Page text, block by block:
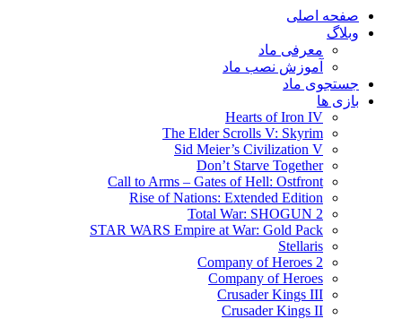
صفحه اصلی
وبلاگ
معرفی ماد
آموزش نصب ماد
جستجوی ماد
بازی ها
Hearts of Iron IV
The Elder Scrolls V: Skyrim
Sid Meier’s Civilization V
Don’t Starve Together
Call to Arms – Gates of Hell: Ostfront
Rise of Nations: Extended Edition
Total War: SHOGUN 2
STAR WARS Empire at War: Gold Pack
Stellaris
Company of Heroes 2
Company of Heroes
Crusader Kings III
Crusader Kings II